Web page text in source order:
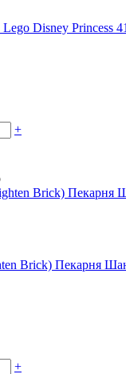
Disney Princess
+
Brick) Пекарня
+